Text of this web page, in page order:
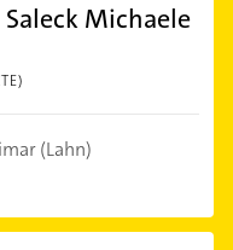
Michaele
(Lahn)